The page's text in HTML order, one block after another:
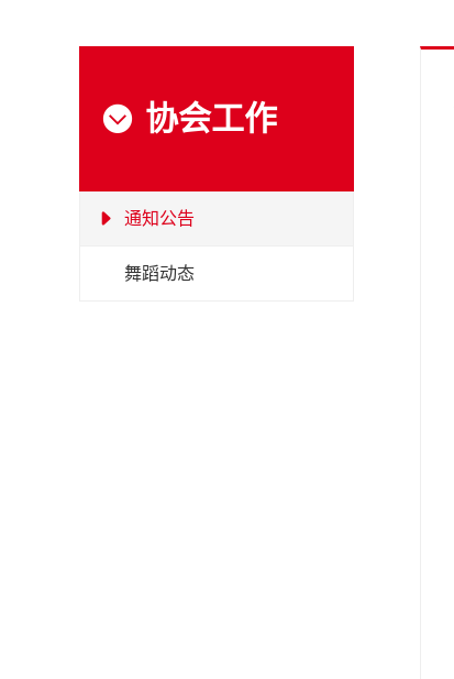
 协会工作
 通知公告
舞蹈动态